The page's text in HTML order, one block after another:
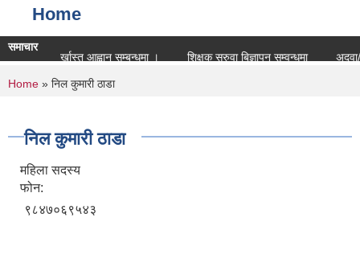
Home
समाचार
लागि दर्खास्त आह्वान सम्बन्धमा ।
शिक्षक सरुवा बिज्ञापन सम्वन्धमा अदुवा/
You are here
Home » निल कुमारी ठाडा
निल कुमारी ठाडा
महिला सदस्य
फोन:
९८४७०६९५४३